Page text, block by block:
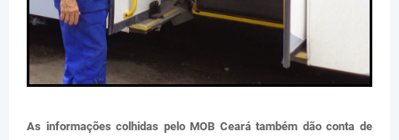
As informações colhidas pelo MOB Ceará também dão conta de